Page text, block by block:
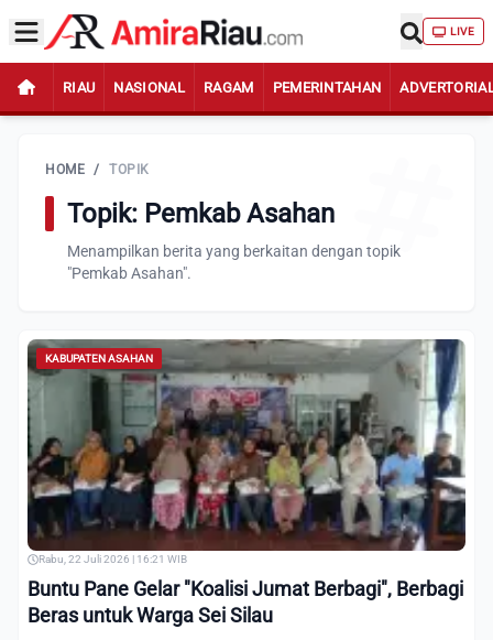
LIVE
RIAU NASIONAL RAGAM PEMERINTAHAN
HOME / TOPIK
Topik: Pemkab Asahan
Menampilkan berita yang berkaitan dengan topik
"Pemkab Asahan".
KABUPATEN ASAHAN
Rabu, 22 Juli 2026 | 16:21 WIB
Buntu Pane Gelar "Koalisi Jumat Berbagi", Berbagi
Beras untuk Warga Sei Silau